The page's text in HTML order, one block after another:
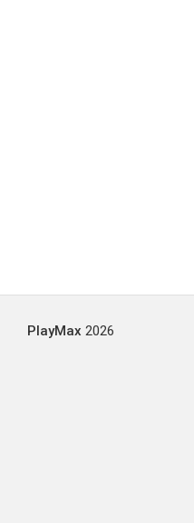
PlayMax 2026